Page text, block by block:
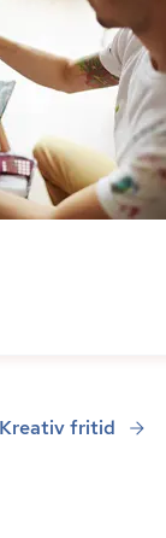
Kreativ fritid